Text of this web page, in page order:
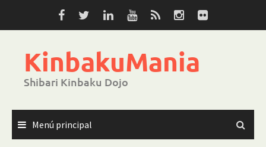
KinbakuMania
Shibari Kinbaku Dojo
Menú principal